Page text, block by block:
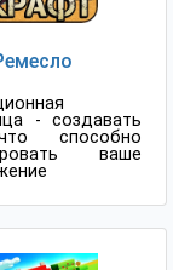
- создавать
способно
ваше